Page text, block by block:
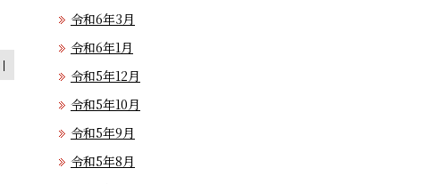
令和6年3月
令和6年1月
令和5年12月
令和5年10月
令和5年9月
令和5年8月